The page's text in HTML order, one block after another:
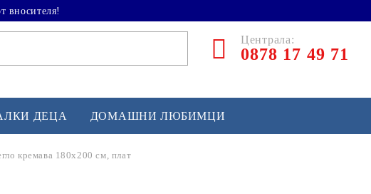
вносителя!
Централа:
0878 17 49 71
ДЕЦА ДОМАШНИ ЛЮБИМЦИ
кремава 180x200 см, плат